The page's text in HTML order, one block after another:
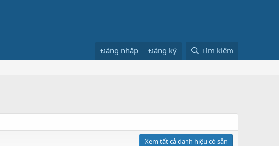
Đăng nhập Đăng ký Tìm kiếm
Xem tất cả danh hiệu có sẵn